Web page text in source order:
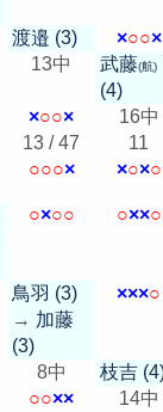
渡邉 (3) ×○○×
13中 武藤(航)
(4)
×○○×
16中
13 / 47
11
○○○× ×○×○
○×○○ ○××○
鳥羽 (3)
→ 加藤
(3)
×××○
8中
枝吉
○○××
14中